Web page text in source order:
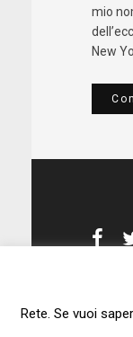
mio
New
Rete. Se vuoi